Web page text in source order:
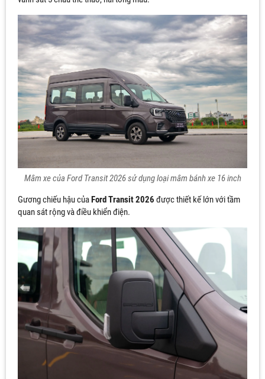
Mâm xe của Ford Transit 2026 sử dụng loại mâm bánh xe 16 inch
Gương chiếu hậu củaFord Transit 2026 được thiết kế lớn với tầm
quan sát rộng và điều khiển điện.